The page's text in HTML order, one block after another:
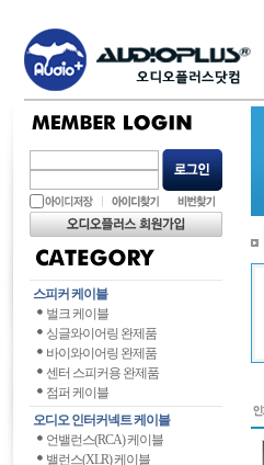
스피커 케이블
벌크 케이블
싱글와이어링 완제품
바이와이어링 완제품
센터 스피커용 완제품
점퍼 케이블
오디오 인터커넥트 케이블
언밸런스(RCA) 케이블
밸런스(XLR) 케이블